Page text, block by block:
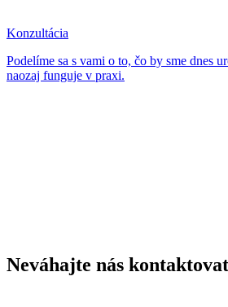
Konzultácia
Podelíme sa s vami o to, čo by sme dnes
naozaj funguje v praxi.
Neváhajte nás